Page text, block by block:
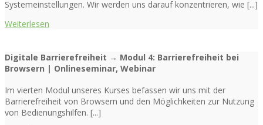
Systemeinstellungen. Wir werden uns darauf konzentrieren, wie [...]
Weiterlesen
Digitale Barrierefreiheit → Modul 4: Barrierefreiheit bei
Browsern | Onlineseminar, Webinar
Im vierten Modul unseres Kurses befassen wir uns mit der
Barrierefreiheit von Browsern und den Möglichkeiten zur Nutzung
von Bedienungshilfen. [...]